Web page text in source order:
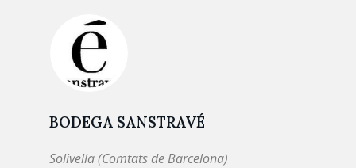
BODEGA SANSTRAVÉ
Solivella (Comtats de Barcelona)